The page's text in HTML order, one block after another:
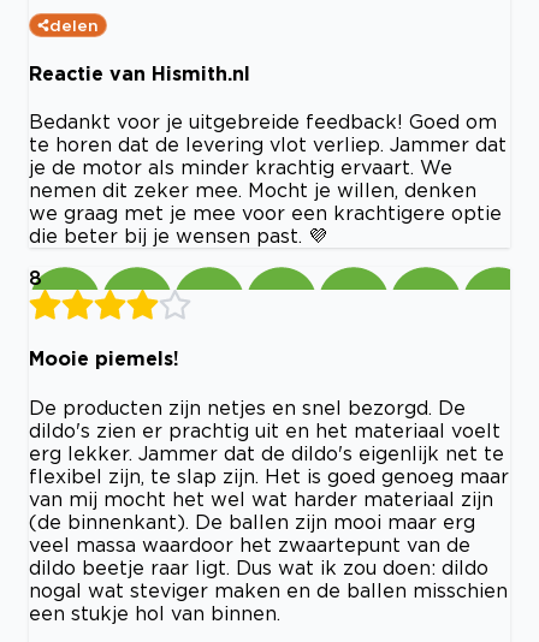
delen
Reactie van Hismith.nl
Bedankt voor je uitgebreide feedback! Goed om
te horen dat de levering vlot verliep. Jammer dat
je de motor als minder krachtig ervaart. We
nemen dit zeker mee. Mocht je willen, denken
we graag met je mee voor een krachtigere optie
die beter bij je wensen past. 💜
8
Mooie piemels!
De producten zijn netjes en snel bezorgd. De
dildo's zien er prachtig uit en het materiaal voelt
erg lekker. Jammer dat de dildo's eigenlijk net te
flexibel zijn, te slap zijn. Het is goed genoeg maar
van mij mocht het wel wat harder materiaal zijn
(de binnenkant). De ballen zijn mooi maar erg
veel massa waardoor het zwaartepunt van de
dildo beetje raar ligt. Dus wat ik zou doen: dildo
nogal wat steviger maken en de ballen misschien
een stukje hol van binnen.